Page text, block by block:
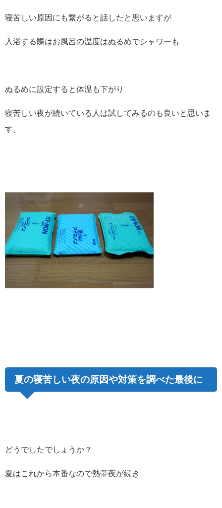
寝苦しい原因にも繋がると話したと思いますが
入浴する際はお風呂の温度はぬるめでシャワーも
ぬるめに設定すると体温も下がり
寝苦しい夜が続いている人は試してみるのも良いと思いま
す。
夏の寝苦しい夜の原因や対策を調べた最後に
どうでしたでしょうか？
夏はこれから本番なので熱帯夜が続き